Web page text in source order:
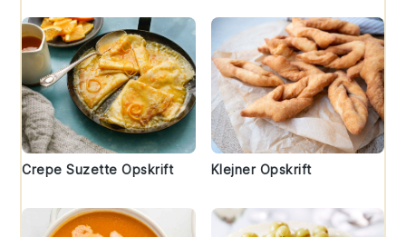
Crepe Suzette Opskrift Klejner Opskrift